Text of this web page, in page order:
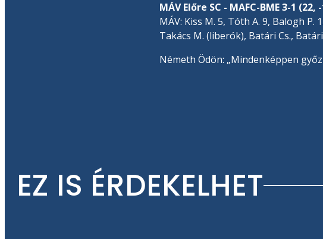
MÁV Előre SC - MAFC-BME 3-1 (22,
MÁV: Kiss M. 5, Tóth A. 9, Balogh P.
Takács M. (liberók), Batári Cs.,
Németh Ödön: „Mindenképpen
EZ IS ÉRDEKELHET